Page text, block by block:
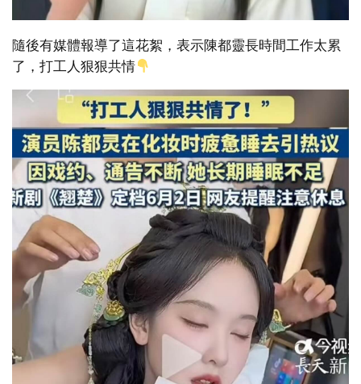
隨後有媒體報導了這花絮，表示陳都靈長時間工作太累
了，打工人狠狠共情